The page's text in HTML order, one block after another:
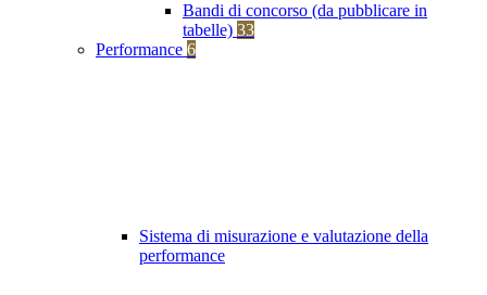
Bandi di concorso (da pubblicare in
tabelle) 33
Performance 6
Sistema di misurazione e valutazione della
performance